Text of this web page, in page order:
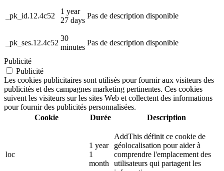
_pk_id.12.4c52
1 year
27 days
Pas de description disponible
_pk_ses.12.4c52
30
minutes
Pas de description disponible
Publicité
Publicité
Les cookies publicitaires sont utilisés pour fournir aux visiteurs des
publicités et des campagnes marketing pertinentes. Ces cookies
suivent les visiteurs sur les sites Web et collectent des informations
pour fournir des publicités personnalisées.
Cookie
Durée Description
loc
1 year
1
month
AddThis définit ce cookie de
géolocalisation pour aider à
comprendre l'emplacement des
utilisateurs qui partagent les